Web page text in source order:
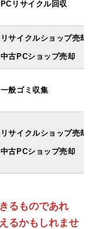
PCリサイクル回収
リサイクルショップ売却
中古PCショップ売却
一般ゴミ収集
リサイクルショップ売却
中古PCショップ売却
るものであれ
るかもしれませ